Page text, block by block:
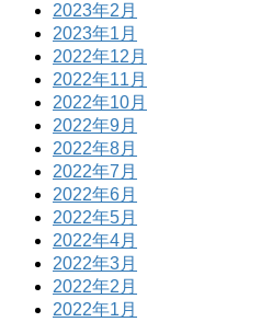
2023年2月
2023年1月
2022年12月
2022年11月
2022年10月
2022年9月
2022年8月
2022年7月
2022年6月
2022年5月
2022年4月
2022年3月
2022年2月
2022年1月